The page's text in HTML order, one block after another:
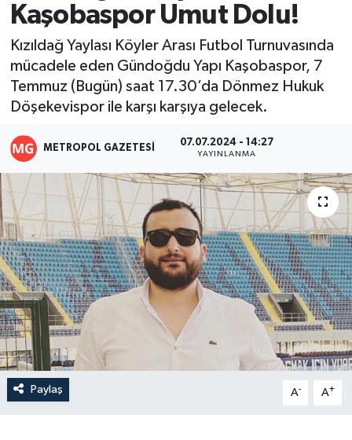
Kaşobaspor Umut Dolu!
Kızıldağ Yaylası Köyler Arası Futbol Turnuvasında
mücadele eden Gündoğdu Yapı Kaşobaspor, 7
Temmuz (Bugün) saat 17.30’da Dönmez Hukuk
Döşekevispor ile karşı karşıya gelecek.
METROPOL GAZETESI 07.07.2024 - 14:27
YAYINLANMA
Paylaş A- A+
Resmi İlanlar